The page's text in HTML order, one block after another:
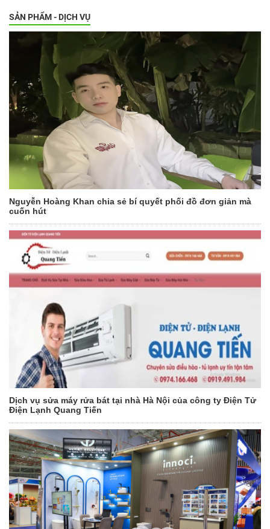
SẢN PHẨM - DỊCH VỤ
Nguyễn Hoàng Khan chia sẻ bí quyết phối đồ đơn giản mà
cuốn hút
Dịch vụ sửa máy rửa bát tại nhà Hà Nội của công ty Điện Tử
Điện Lạnh Quang Tiến